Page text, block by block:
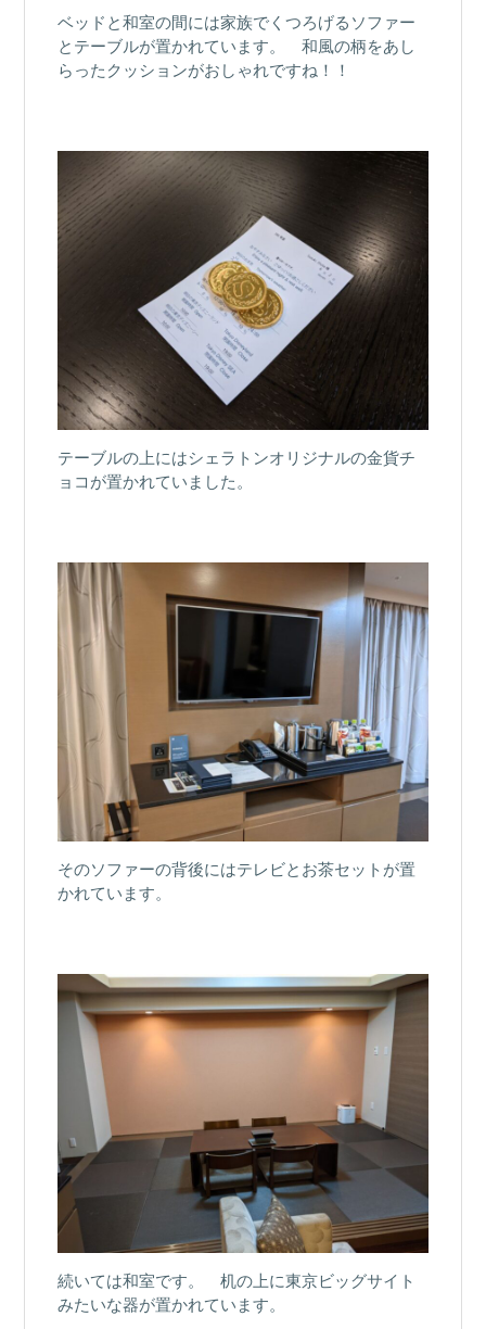
ベッドと和室の間には家族でくつろげるソファー
とテーブルが置かれています。 和風の柄をあし
らったクッションがおしゃれですね！！
テーブルの上にはシェラトンオリジナルの金貨チ
ョコが置かれていました。
そのソファーの背後にはテレビとお茶セットが置
かれています。
続いては和室です。 机の上に東京ビッグサイト
みたいな器が置かれています。